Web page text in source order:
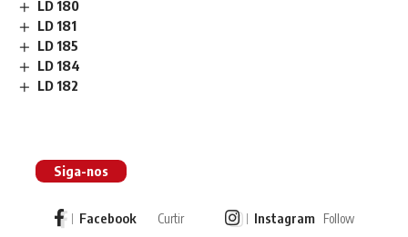
LD 180
LD 181
LD 185
LD 184
LD 182
Siga-nos
Facebook Curtir Instagram Follow